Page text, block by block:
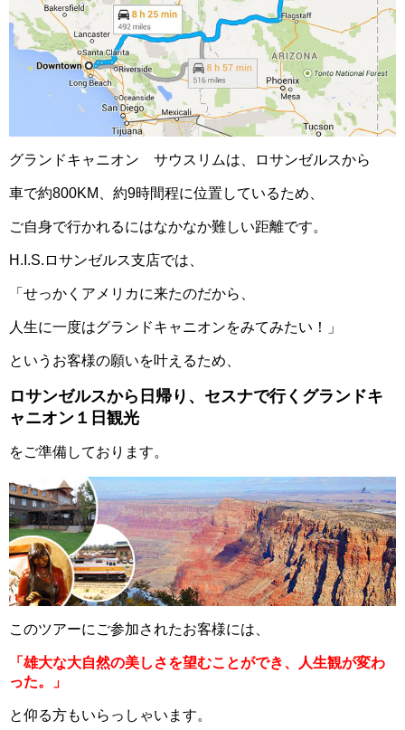
グランドキャニオン サウスリムは、ロサンゼルスから
車で約800KM、約9時間程に位置しているため、
ご自身で行かれるにはなかなか難しい距離です。
H.I.S.ロサンゼルス支店では、
「せっかくアメリカに来たのだから、
人生に一度はグランドキャニオンをみてみたい！」
というお客様の願いを叶えるため、
ロサンゼルスから日帰り、セスナで行くグランドキ
ャニオン１日観光
をご準備しております。
このツアーにご参加されたお客様には、
「雄大な大自然の美しさを望むことができ、人生観が変わ
った。」
と仰る方もいらっしゃいます。